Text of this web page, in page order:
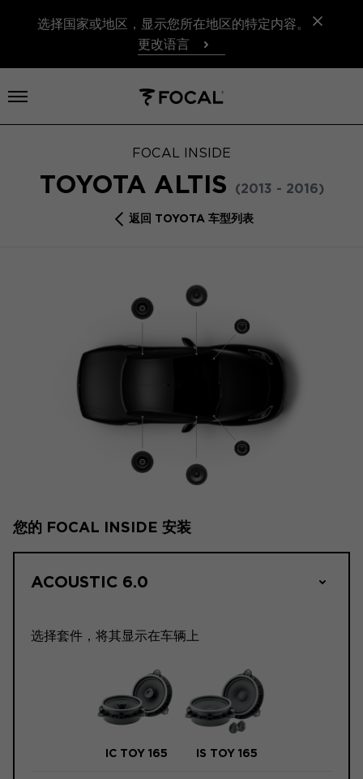
选择国家或地区，显示您所在地区的特定内容。
更改语言
打开菜单
FOCAL INSIDE
TOYOTA ALTIS (2013 - 2016)
返回 TOYOTA 车型列表
您的 FOCAL INSIDE 安装
ACOUSTIC 6.0
选择套件，将其显示在车辆上
IC TOY 165 IS TOY 165